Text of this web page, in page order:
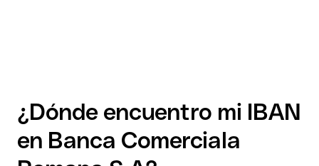
¿Dónde encuentro mi IBAN
en Banca Comerciala